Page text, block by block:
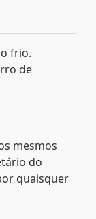
frio.
de
mesmos
do
quaisquer